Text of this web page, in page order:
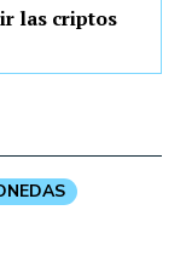
las criptos